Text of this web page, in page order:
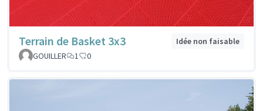
Terrain de Basket 3x3
Idée non faisable
GOUILLER
1 0